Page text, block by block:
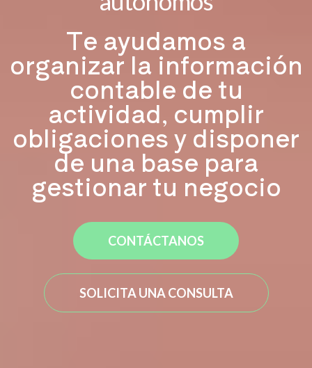
Te ayudamos a
organizar la información
contable de tu
actividad, cumplir
obligaciones y disponer
de una base para
gestionar tu negocio
CONTÁCTANOS
SOLICITA UNA CONSULTA